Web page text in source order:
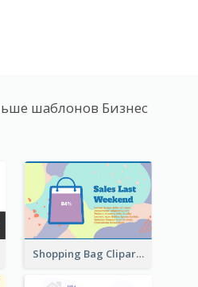
шаблонов Бизнес
Shopping Bag Clipart Showing Percentage